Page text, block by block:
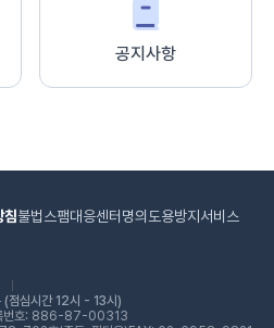
공지사항
침불법스팸대응센터 명의도용방지서비스
심시간 12시 - 13시)
번호: 886-87-00313